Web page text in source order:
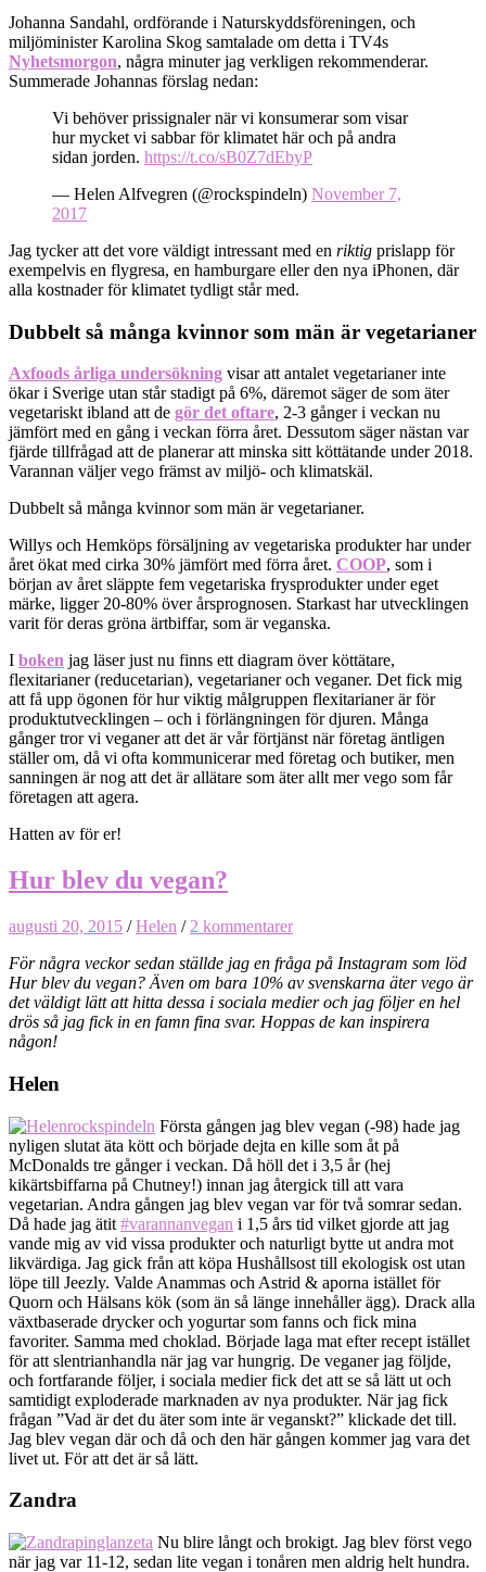
Johanna Sandahl, ordförande i Naturskyddsföreningen, och
miljöminister Karolina Skog samtalade om detta i TV4s
Nyhetsmorgon, några minuter jag verkligen rekommenderar.
Summerade Johannas förslag nedan:
Vi behöver prissignaler när vi konsumerar som visar
hur mycket vi sabbar för klimatet här och på andra
sidan jorden. https://t.co/sB0Z7dEbyP
— Helen Alfvegren (@rockspindeln) November 7,
2017
Jag tycker att det vore väldigt intressant med en riktig prislapp för
exempelvis en flygresa, en hamburgare eller den nya iPhonen, där
alla kostnader för klimatet tydligt står med.
Dubbelt så många kvinnor som män är vegetarianer
Axfoods årliga undersökning visar att antalet vegetarianer inte
ökar i Sverige utan står stadigt på 6%, däremot säger de som äter
vegetariskt ibland att de gör det oftare, 2-3 gånger i veckan nu
jämfört med en gång i veckan förra året. Dessutom säger nästan var
fjärde tillfrågad att de planerar att minska sitt köttätande under 2018.
Varannan väljer vego främst av miljö- och klimatskäl.
Dubbelt så många kvinnor som män är vegetarianer.
Willys och Hemköps försäljning av vegetariska produkter har under
året ökat med cirka 30% jämfört med förra året. COOP, som i
början av året släppte fem vegetariska frysprodukter under eget
märke, ligger 20-80% över årsprognosen. Starkast har utvecklingen
varit för deras gröna ärtbiffar, som är veganska.
I boken jag läser just nu finns ett diagram över köttätare,
flexitarianer (reducetarian), vegetarianer och veganer. Det fick mig
att få upp ögonen för hur viktig målgruppen flexitarianer är för
produktutvecklingen – och i förlängningen för djuren. Många
gånger tror vi veganer att det är vår förtjänst när företag äntligen
ställer om, då vi ofta kommunicerar med företag och butiker, men
sanningen är nog att det är allätare som äter allt mer vego som får
företagen att agera.
Hatten av för er!
Hur blev du vegan?
augusti 20, 2015 /Helen / 2 kommentarer
För några veckor sedan ställde jag en fråga på Instagram som löd
Hur blev du vegan? Även om bara 10% av svenskarna äter vego är
det väldigt lätt att hitta dessa i sociala medier och jag följer en hel
drös så jag fick in en famn fina svar. Hoppas de kan inspirera
någon!
Helen
rockspindeln Första gången jag blev vegan (-98) hade jag
nyligen slutat äta kött och började dejta en kille som åt på
McDonalds tre gånger i veckan. Då höll det i 3,5 år (hej
kikärtsbiffarna på Chutney!) innan jag återgick till att vara
vegetarian. Andra gången jag blev vegan var för två somrar sedan.
Då hade jag ätit #varannanvegan i 1,5 års tid vilket gjorde att jag
vande mig av vid vissa produkter och naturligt bytte ut andra mot
likvärdiga. Jag gick från att köpa Hushållsost till ekologisk ost utan
löpe till Jeezly. Valde Anammas och Astrid & aporna istället för
Quorn och Hälsans kök (som än så länge innehåller ägg). Drack alla
växtbaserade drycker och yogurtar som fanns och fick mina
favoriter. Samma med choklad. Började laga mat efter recept istället
för att slentrianhandla när jag var hungrig. De veganer jag följde,
och fortfarande följer, i sociala medier fick det att se så lätt ut och
samtidigt exploderade marknaden av nya produkter. När jag fick
frågan ”Vad är det du äter som inte är veganskt?” klickade det till.
Jag blev vegan där och då och den här gången kommer jag vara det
livet ut. För att det är så lätt.
Zandra
pinglanzeta Nu blire långt och brokigt. Jag blev först vego
när jag var 11-12, sedan lite vegan i tonåren men aldrig helt hundra.